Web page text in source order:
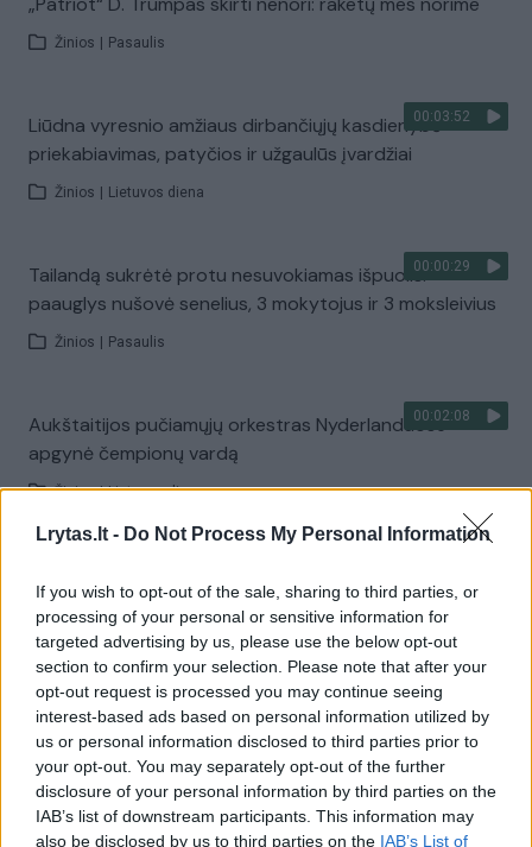
Lrytas.lt - Do Not Process My Personal Information
If you wish to opt-out of the sale, sharing to third parties, or
processing of your personal or sensitive information for
targeted advertising by us, please use the below opt-out
section to confirm your selection. Please note that after your
opt-out request is processed you may continue seeing
interest-based ads based on personal information utilized by
us or personal information disclosed to third parties prior to
your opt-out. You may separately opt-out of the further
disclosure of your personal information by third parties on the
IAB’s list of downstream participants. This information may
also be disclosed by us to third parties on the IAB’s List of
Žinios Pasaulis
00:03:52
Liūdna vyresnio amžiaus dirbančiųjų kasdienybė –
priekabiavimas, patyčios ir užgaulūs įvardžiai
Žinios Lietuvos diena
00:00:29
Tailandą sukrėtė protu nesuvokiamas išpuolis:
paauglys nušovė senelius, 3 mokytojus ir 3 moksleivius
Žinios Pasaulis
00:02:08
Aukštaitijos pučiamųjų orkestras Nyderlanduose
apgynė čempionų vardą
Žinios | Lietuvos diena
Žiūrimiausi įrašai
00:00:30
Vaizdai iš tragiškos avarijos Vilniaus r.: dviejų moterų ir
vaiko gyvybių išgelbėti nepavyko
Žinios | Lietuvos diena